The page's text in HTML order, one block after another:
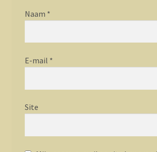
Naam *
E-mail *
Site